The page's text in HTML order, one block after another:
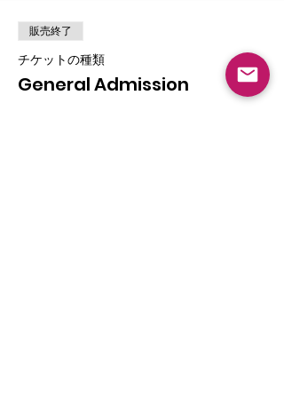
販売終了
チケットの種類
General Admission